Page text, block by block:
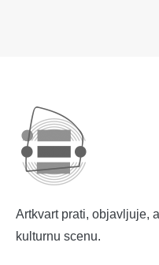
Artkvart prati, objavljuje,
kulturnu scenu.